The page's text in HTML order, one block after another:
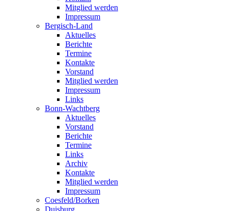
Mitglied werden
Impressum
Bergisch-Land
Aktuelles
Berichte
Termine
Kontakte
Vorstand
Mitglied werden
Impressum
Links
Bonn-Wachtberg
Aktuelles
Vorstand
Berichte
Termine
Links
Archiv
Kontakte
Mitglied werden
Impressum
Coesfeld/Borken
Duisburg